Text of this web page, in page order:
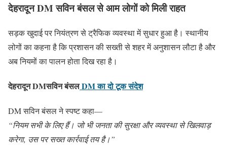
देहरादून DMसविन बंसलसे आम लोगों को मिली राहत
सड़क खुदाई पर नियंत्रण से ट्रैफिक व्यवस्था में सुधार हुआ है। स्थानीय
लोगों का कहना है कि प्रशासन की सख्ती से शहर में अनुशासन लौटा है और
अब नियमों का पालन होता दिख रहा है।
देहरादून DMसविन बंसलDM का दो टूक संदेश
DM सविन बंसल ने स्पष्ट कहा—
“नियम सभी के लिए हैं। जो भी जनता की सुरक्षा और व्यवस्था से खिलवाड़
करेगा, उस पर सख्त कार्रवाई तय है।”